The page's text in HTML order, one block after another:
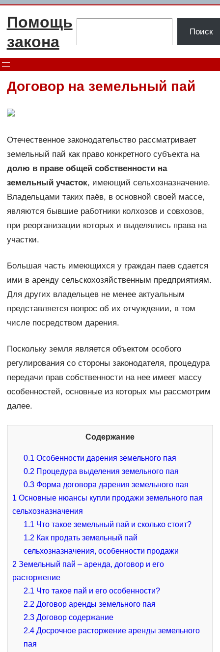
Перейти
Помощь
закона
Поиск
Договор на земельный пай
Отечественное законодательство рассматривает
земельный пай как право конкретного субъекта на
долю в праве общей собственности на
земельный участок, имеющий сельхозназначение.
Владельцами таких паёв, в основной своей массе,
являются бывшие работники колхозов и совхозов,
при реорганизации которых и выделялись права на
участки.
Большая часть имеющихся у граждан паев сдается
ими в аренду сельскохозяйственным предприятиям.
Для других владельцев не менее актуальным
представляется вопрос об их отчуждении, в том
числе посредством дарения.
Поскольку земля является объектом особого
регулирования со стороны законодателя, процедура
передачи прав собственности на нее имеет массу
особенностей, основные из которых мы рассмотрим
далее.
Содержание
0.1 Особенности дарения земельного пая
0.2 Процедура выделения земельного пая
0.3 Форма договора дарения земельного пая
1 Основные нюансы купли продажи земельного пая
сельхозназначения
1.1 Что такое земельный пай и сколько стоит?
1.2 Как продать земельный пай
сельхозназначения, особенности продажи
2 Земельный пай – аренда, договор и его
расторжение
2.1 Что такое пай и его особенности?
2.2 Договор аренды земельного пая
2.3 Договор содержание
2.4 Досрочное расторжение аренды земельного
пая